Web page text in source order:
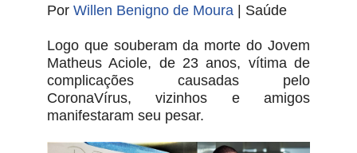
Por Willen Benigno de Moura| Saúde
Logo que souberam da morte do Jovem
Matheus Aciole, de 23 anos, vítima de
complicações causadas pelo
CoronaVírus, vizinhos e amigos
manifestaram seu pesar.